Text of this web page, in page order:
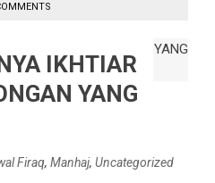
IKHTIAR
YANG
Firaq, Manhaj, Uncategorized